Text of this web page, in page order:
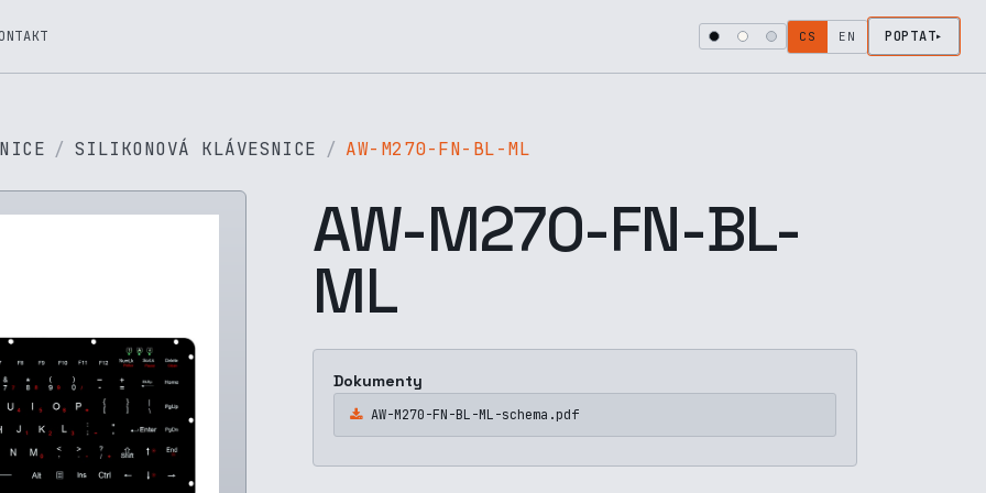
CS EN POPTAT
SILIKONOVÁ KLÁVESNICE AW-M270-FN-BL-ML
AW-M270-FN-BL-
ML
Dokumenty
AW-M270-FN-BL-ML-schema.pdf